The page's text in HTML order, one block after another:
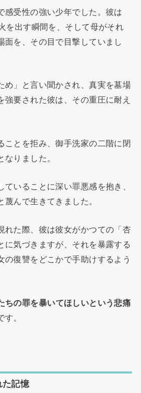
感受性の強い少年でした。彼は
を出す瞬間を、そして母がそれ
面を、その目で目撃していまし
め」と言い聞かされ、真実を墓場
強要された彼は、その重圧に耐え
ことを拒み、御手洗家の二階に閉
なりました。
いることに深い罪悪感を抱き、
蔑んで生きてきました。
れた際、彼は彼女がかつての「杏
に気づきますが、それを暴露する
の復讐をどこかで手助けするよう
ちの罪を暴いてほしいという悲痛
。
た記憶